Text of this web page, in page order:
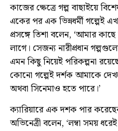
কাজের ক্ষেত্রে গল্প বাছাইয়ে
একের পর এক ভিন্নধর্মী গল্পেই
প্রসঙ্গে তিশা বলেন, ‘আমার কাছে
লাগে। সেজন্য নারীপ্রধান
এমন কিছু নিয়েই পরিকল্পনা
কোনো গল্পেই দর্শক আমাকে
অথবা সিনেমাও হতে পারে।’
ক্যারিয়ারে এক দশক পার করেছেন
অভিনেত্রী বলেন, ‘লম্বা সময় ধরেই